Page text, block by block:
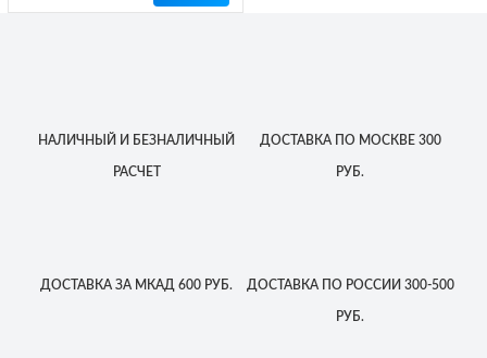
НАЛИЧНЫЙ И БЕЗНАЛИЧНЫЙ
РАСЧЕТ
ДОСТАВКАПО МОСКВЕ 300
РУБ.
ДОСТАВКА ЗА МКАД 600 РУБ. ДОСТАВКАПО РОССИИ 300-500
РУБ.